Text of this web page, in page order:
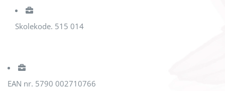
Skolekode. 515 014
EAN nr. 5790 002710766